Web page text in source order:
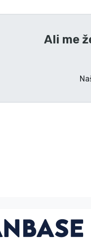
Ali me
V. Éva Kupec